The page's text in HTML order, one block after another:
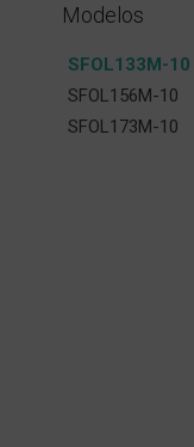
Modelos
SFOL133M-10
SFOL156M-10
SFOL173M-10